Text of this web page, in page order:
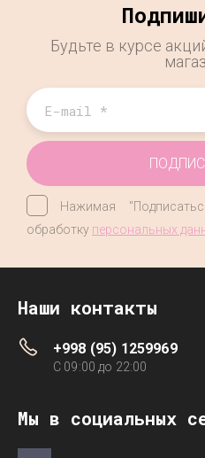
Будьте в курсе
Нажимая
обработку персональных
Наши контакты
+998 (95) 1259969
C 09:00 до 22:00
Мы в социальных